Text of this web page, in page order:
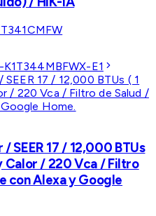
K1T344MBFWX-E1
SEER 17 / 12,000 BTUs
Calor / 220 Vca / Filtro
con Alexa y Google